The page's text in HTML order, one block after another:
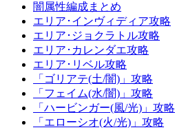
闇属性編成まとめ
エリア･インヴィディア攻略
エリア･ジョクラトル攻略
エリア･カレンダエ攻略
エリア･リベル攻略
「ゴリアテ(土/闇)」攻略
「フェイム(水/闇)」攻略
「ハービンガー(風/光)」攻略
「エローシオ(火/光)」攻略